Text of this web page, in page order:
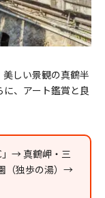
しい景観の真鶴半
、アート鑑賞と良
」→ 真鶴岬・三
（独歩の湯）→